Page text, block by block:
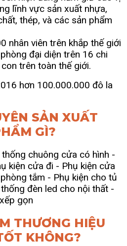
lĩnh vực sản xuất nhựa,
thép, và các sản phẩm
nhân viên trên khắp thế giới
đại diện trên 16 chi
trên toàn thế giới.
hơn 100.000.000 đô la
SẢN XUẤT
GÌ?
thống chuông cửa có hình -
kiện cửa đi - Phụ kiện cửa
tắm - Phụ kiện cho tủ
đèn led cho nội thất -
gọn
THƯƠNG HIỆU
KHÔNG?